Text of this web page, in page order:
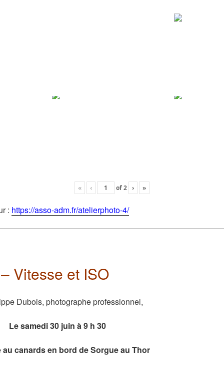
« ‹ of2 › »
: https://asso-adm.fr/atelierphoto-4/
Vitesse et ISO
Dubois, photographe professionnel,
30 juin à 9 h 30
au canards en bord de Sorgue au Thor